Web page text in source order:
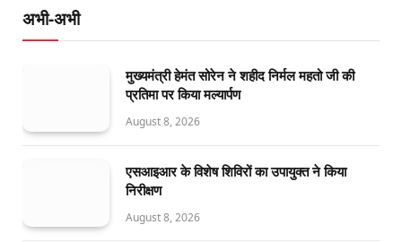
अभी-अभी
मुख्यमंत्री हेमंत सोरेन ने शहीद निर्मल महतो जी की
प्रतिमा पर किया मल्यार्पण
August 8, 2026
एसआइआर के विशेष शिविरों का उपायुक्त ने किया
निरीक्षण
August 8, 2026